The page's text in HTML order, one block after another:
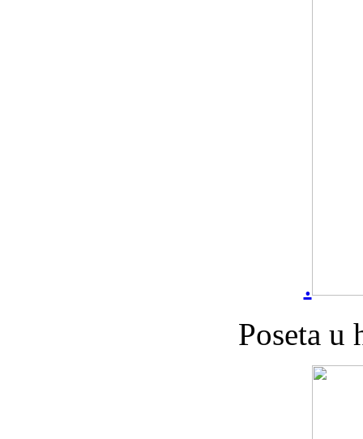
.
Poseta u